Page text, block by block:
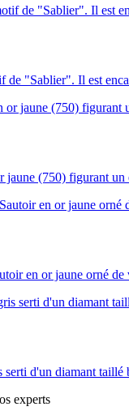
"Sablier". Il est
(750) figurant un
en or jaune orné de
d'un diamant taillé
experts